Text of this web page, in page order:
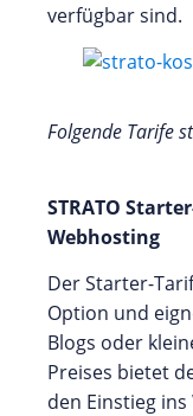
verfügbar sind.
Folgende Tarife
STRATO
Webhosting
Der Starter-
Option und
Blogs oder
Preises bietet
den Einstieg